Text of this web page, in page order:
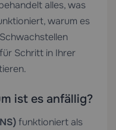
alles, was
warum es
Schritt in Ihrer
ist es anfällig?
funktioniert als